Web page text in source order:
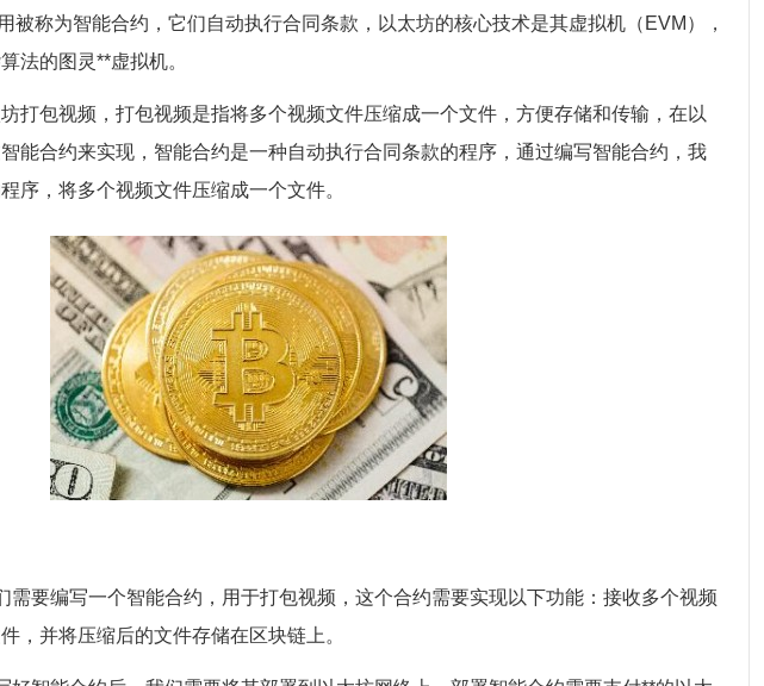
被称为智能合约，它们自动执行合同条款，以太坊的核心技术是其虚拟机（EVM），
法的图灵**虚拟机。
打包视频，打包视频是指将多个视频文件压缩成一个文件，方便存储和传输，在以
能合约来实现，智能合约是一种自动执行合同条款的程序，通过编写智能合约，我
序，将多个视频文件压缩成一个文件。
需要编写一个智能合约，用于打包视频，这个合约需要实现以下功能：接收多个视频
，并将压缩后的文件存储在区块链上。